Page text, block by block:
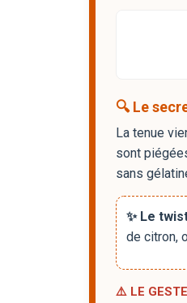
🔍 Le
La tenue
sont
sans
✨ Le
de citron,
⚠️ LE